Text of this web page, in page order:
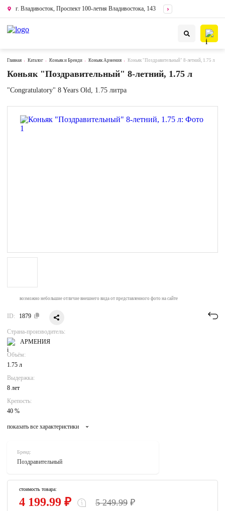
г. Владивосток, Проспект 100-летия Владивостока, 143
Главная Каталог Коньяк и Бренди Коньяк Армения Коньяк "Поздравительный" 8-летний, 1.75 л
Коньяк "Поздравительный" 8-летний, 1.75 л
"Congratulatory" 8 Years Old, 1.75 литра
возможно небольшие отличие внешнего вида от представленного фото на сайте
ID: 1879
Страна-производитель:
АРМЕНИЯ
Объём:
1.75 л
Выдержка:
8 лет
Крепость:
40 %
показать все характеристики
Бренд:
Поздравительный
стоимость товара:
4 199.99 ₽ 5 249.99 ₽